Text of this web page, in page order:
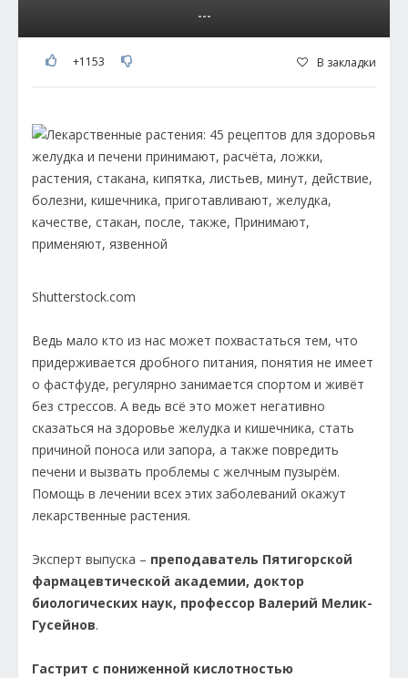
---
+1153 В закладки
Shutterstock.com
Ведь мало кто из нас может похвастаться тем, что
придерживается дробного питания, понятия не имеет
о фастфуде, регулярно занимается спортом и живёт
без стрессов. А ведь всё это может негативно
сказаться на здоровье желудка и кишечника, стать
причиной поноса или запора, а также повредить
печени и вызвать проблемы с желчным пузырём.
Помощь в лечении всех этих заболеваний окажут
лекарственные растения.
Эксперт выпуска – преподаватель Пятигорской
фармацев­тической академии, доктор
биологических наук, профессор Валерий Мелик-
Гусейнов.
Гастрит с пониженной кислотностью